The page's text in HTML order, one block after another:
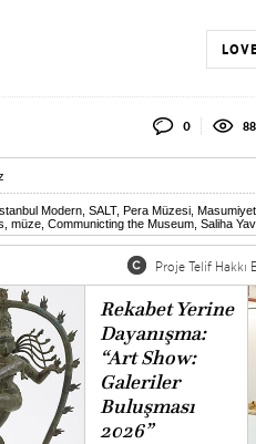
0
Modern SALT, Pera Müzesi
müze Communicting the Museum Saliha
Proje Telif Hakkı
Rekabet Yerine
Dayanışma:
“Art Show:
Galeriler
Buluşması
2026”